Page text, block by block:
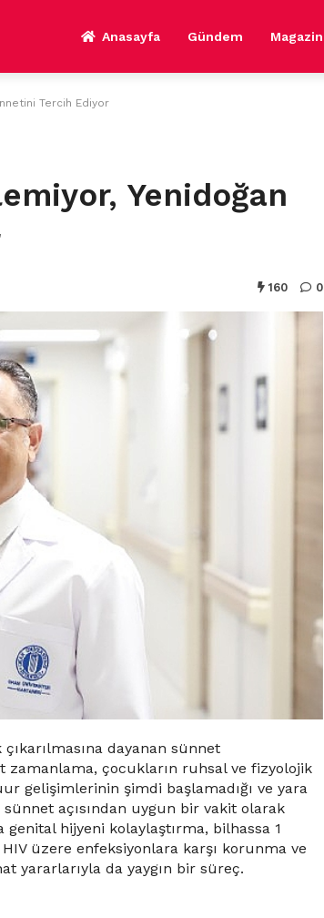
Anasayfa Gündem Magazin
Tercih Ediyor
Yenidoğan
160 0
dayanan sünnet
zamanlama, çocukların ruhsal ve fizyolojik
gelişimlerinin şimdi başlamadığı ve yara
açısından uygun bir vakit olarak
hijyeni kolaylaştırma, bilhassa 1
üzere enfeksiyonlara karşı korunma ve
yararlarıyla da yaygın bir süreç.